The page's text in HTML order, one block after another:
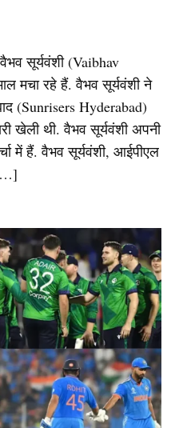
सूर्यवंशी (Vaibhav
मचा रहे हैं. वैभव सूर्यवंशी ने
(Sunrisers Hyderabad)
खेली थी. वैभव सूर्यवंशी अपनी
में हैं. वैभव सूर्यवंशी, आईपीएल